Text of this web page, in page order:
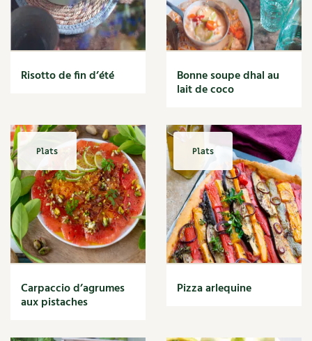
Risotto de fin d’été Bonne soupe dhal au
lait de coco
Plats
Carpaccio d’agrumes
aux pistaches
Plats
Pizza arlequine